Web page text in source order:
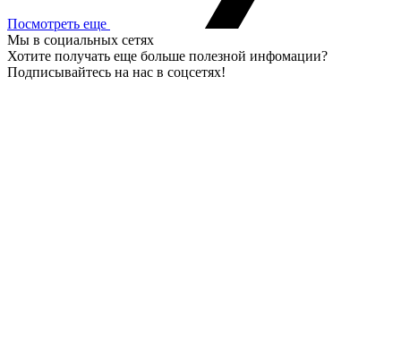
Посмотреть еще
Мы в социальных сетях
Хотите получать еще больше полезной инфомации?
Подписывайтесь на нас в соцсетях!